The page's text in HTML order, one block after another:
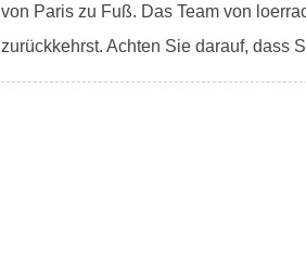
von Paris zu Fuß. Das Team von
zurückkehrst. Achten Sie darauf, dass